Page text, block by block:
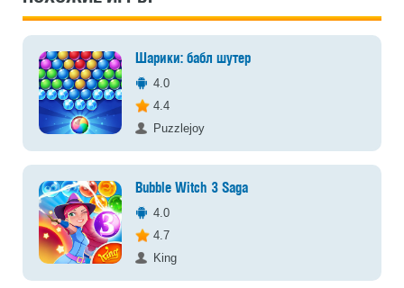
Шарики: бабл шутер
4.0
4.4
Puzzlejoy
Bubble Witch 3 Saga
4.0
4.7
King